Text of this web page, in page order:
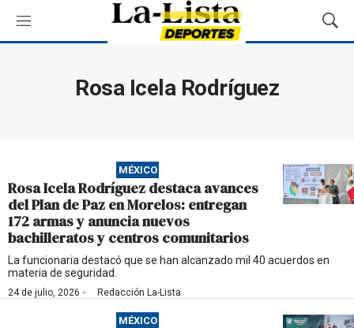
M
e
M
o
ú
s
q
u
Rosa Icela Rodríguez
MÉXICO
Rosa Icela Rodríguez destaca avances
del Plan de Paz en Morelos: entregan
172 armas y anuncia nuevos
bachilleratos y centros comunitarios
La funcionaria destacó que se han alcanzado mil 40 acuerdos en
materia de seguridad.
24 de julio, 2026 · Redacción La-Lista
MÉXICO